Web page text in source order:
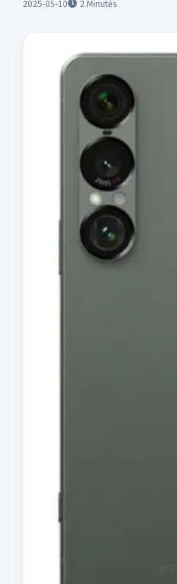
2025-05-10 2Minutės